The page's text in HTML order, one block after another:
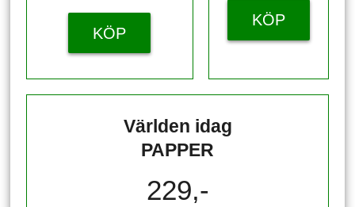
KÖP
KÖP
Världen idag
PAPPER
229,-